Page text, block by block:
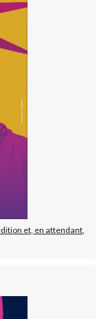
et, en attendant,